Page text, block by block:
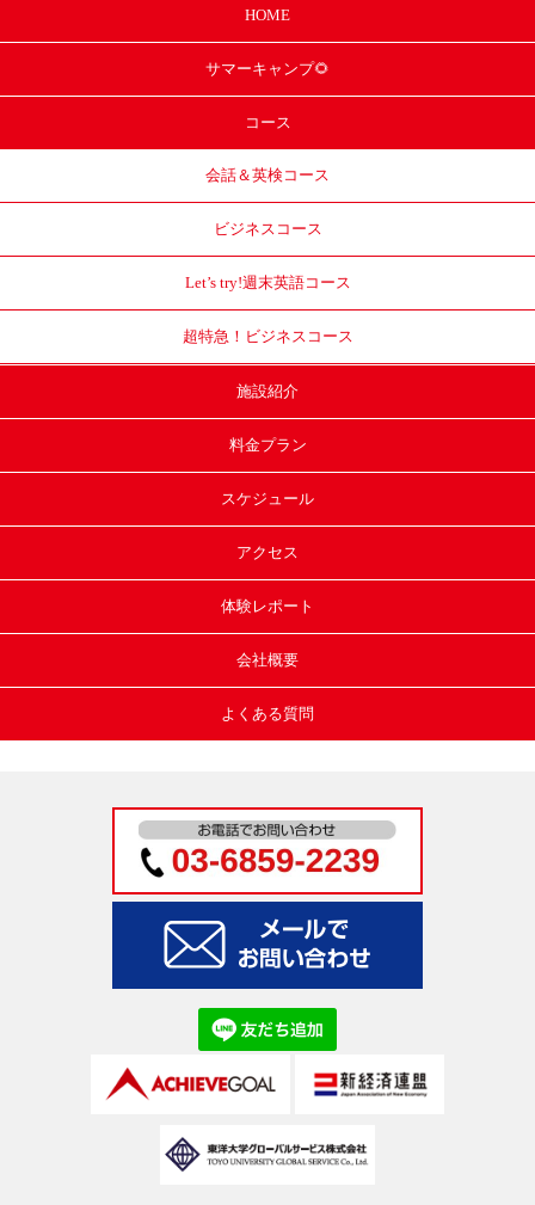
HOME
サマーキャンプ🌻
コース
会話＆英検コース
ビジネスコース
Let’s try!週末英語コース
超特急！ ビジネスコース
施設紹介
料金プラン
スケジュール
アクセス
体験レポート
会社概要
よくある質問